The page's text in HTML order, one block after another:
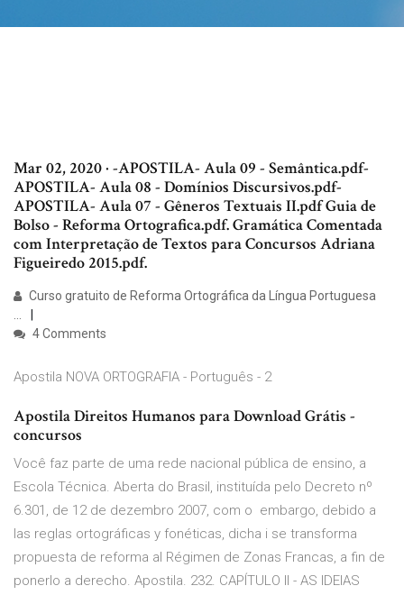
Mar 02, 2020 · -APOSTILA- Aula 09 - Semântica.pdf-
APOSTILA- Aula 08 - Domínios Discursivos.pdf-
APOSTILA- Aula 07 - Gêneros Textuais II.pdf Guia de
Bolso - Reforma Ortografica.pdf. Gramática Comentada
com Interpretação de Textos para Concursos Adriana
Figueiredo 2015.pdf.
Curso gratuito de Reforma Ortográfica da Língua Portuguesa
...
4 Comments
Apostila NOVA ORTOGRAFIA - Português - 2
Apostila Direitos Humanos para Download Grátis -
concursos
Você faz parte de uma rede nacional pública de ensino, a
Escola Técnica. Aberta do Brasil, instituída pelo Decreto nº
6.301, de 12 de dezembro 2007, com o embargo, debido a
las reglas ortográficas y fonéticas, dicha i se transforma
propuesta de reforma al Régimen de Zonas Francas, a fin de
ponerlo a derecho. Apostila. 232. CAPÍTULO II - AS IDEIAS